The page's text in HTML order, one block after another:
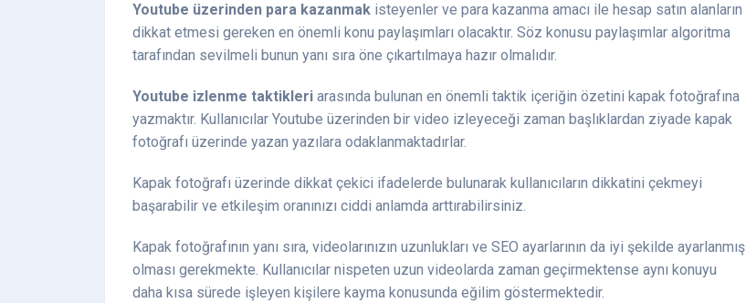
Youtube üzerinden para kazanmak isteyenler ve para kazanma amacı ile hesap satın alanların
dikkat etmesi gereken en önemli konu paylaşımları olacaktır. Söz konusu paylaşımlar algoritma
tarafından sevilmeli bunun yanı sıra öne çıkartılmaya hazır olmalıdır.
Youtube izlenme taktikleri arasında bulunan en önemli taktik içeriğin özetini kapak fotoğrafına
yazmaktır. Kullanıcılar Youtube üzerinden bir video izleyeceği zaman başlıklardan ziyade kapak
fotoğrafı üzerinde yazan yazılara odaklanmaktadırlar.
Kapak fotoğrafı üzerinde dikkat çekici ifadelerde bulunarak kullanıcıların dikkatini çekmeyi
başarabilir ve etkileşim oranınızı ciddi anlamda arttırabilirsiniz.
Kapak fotoğrafının yanı sıra, videolarınızın uzunlukları ve SEO ayarlarının da iyi şekilde ayarlanmış
olması gerekmekte. Kullanıcılar nispeten uzun videolarda zaman geçirmektense aynı konuyu
daha kısa sürede işleyen kişilere kayma konusunda eğilim göstermektedir.